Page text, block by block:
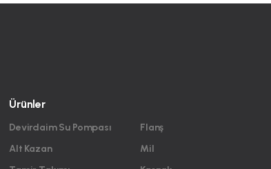
Ürünler
Devirdaim Su Pompası
Alt Kazan
Flanş
Mil